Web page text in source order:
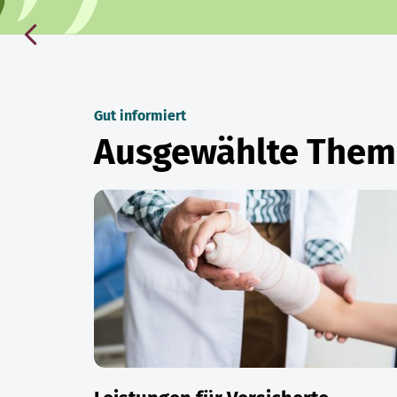
Gut informiert
Ausgewählte